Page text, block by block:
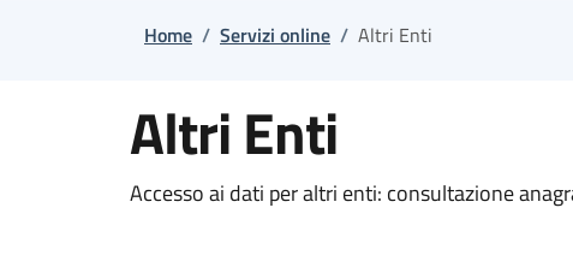
Home / Servizi online / Altri Enti
Altri Enti
Accesso ai dati per altri enti: consultazione